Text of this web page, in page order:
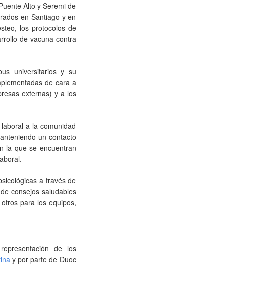
Alto y Seremi de
en Santiago y en
los protocolos de
de vacuna contra
universitarios y su
de cara a
externas) y a los
a la comunidad
un contacto
la que se encuentran
a través de
consejos saludables
para los equipos,
de los
y por parte de Duoc